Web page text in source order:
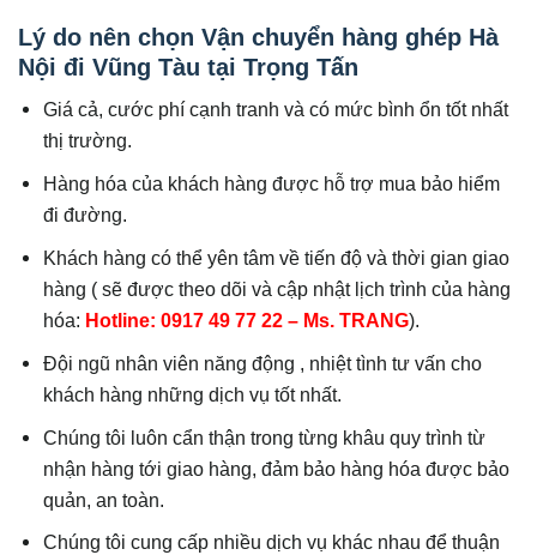
Lý do nên chọn Vận chuyển hàng ghép Hà
Nội đi Vũng Tàu tại Trọng Tấn
Giá cả, cước phí cạnh tranh và có mức bình ổn tốt nhất
thị trường.
Hàng hóa của khách hàng được hỗ trợ mua bảo hiểm
đi đường.
Khách hàng có thể yên tâm về tiến độ và thời gian giao
hàng ( sẽ được theo dõi và cập nhật lịch trình của hàng
hóa: Hotline: 0917 49 77 22 – Ms. TRANG).
Đội ngũ nhân viên năng động , nhiệt tình tư vấn cho
khách hàng những dịch vụ tốt nhất.
Chúng tôi luôn cẩn thận trong từng khâu quy trình từ
nhận hàng tới giao hàng, đảm bảo hàng hóa được bảo
quản, an toàn.
Chúng tôi cung cấp nhiều dịch vụ khác nhau để thuận